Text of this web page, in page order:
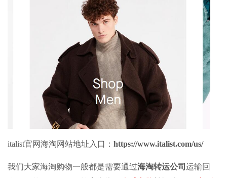
italist官网海淘网站地址入口： https://www.italist.com/us/
我们大家海淘购物一般都是需要通过海淘转运公司 运输回